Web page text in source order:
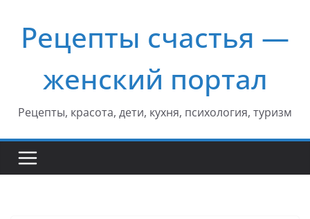
содержимому
Рецепты счастья —
женский портал
Рецепты, красота, дети, кухня, психология, туризм